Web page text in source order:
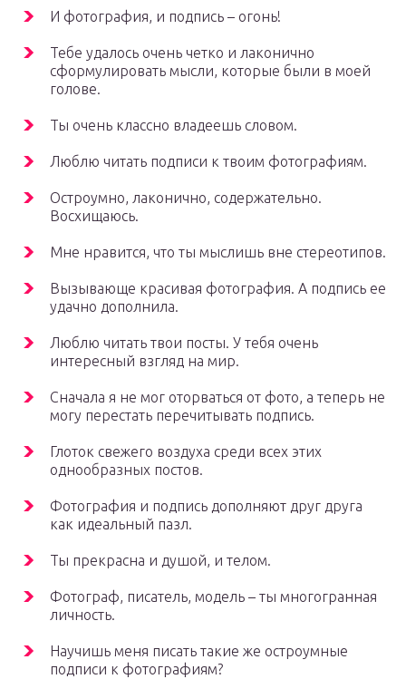
И фотография, и подпись – огонь!
Тебе удалось очень четко и лаконично
сформулировать мысли, которые были в моей
голове.
Ты очень классно владеешь словом.
Люблю читать подписи к твоим фотографиям.
Остроумно, лаконично, содержательно.
Восхищаюсь.
Мне нравится, что ты мыслишь вне стереотипов.
Вызывающе красивая фотография. А подпись ее
удачно дополнила.
Люблю читать твои посты. У тебя очень
интересный взгляд на мир.
Сначала я не мог оторваться от фото, а теперь не
могу перестать перечитывать подпись.
Глоток свежего воздуха среди всех этих
однообразных постов.
Фотография и подпись дополняют друг друга
как идеальный пазл.
Ты прекрасна и душой, и телом.
Фотограф, писатель, модель – ты многогранная
личность.
Научишь меня писать такие же остроумные
подписи к фотографиям?